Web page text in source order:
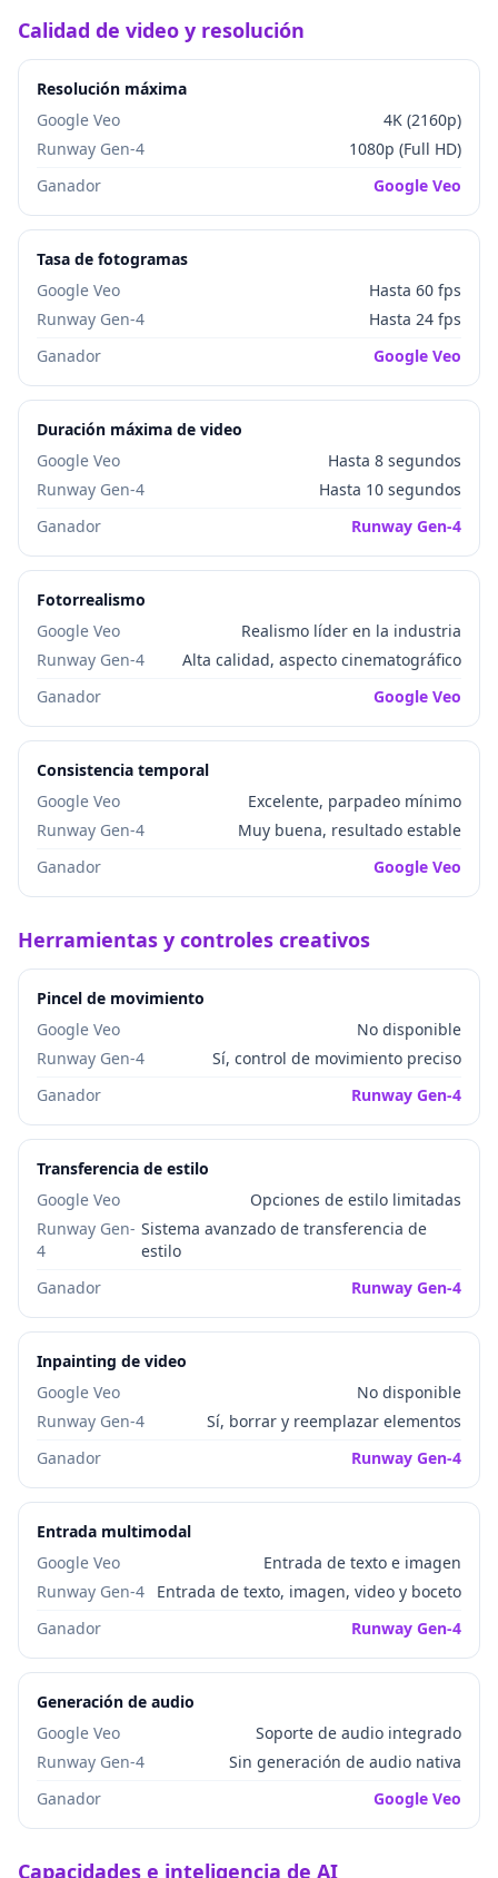
Calidad de video y resolución
Resolución máxima
Google Veo
4K (2160p)
Runway Gen-4
1080p (Full HD)
Ganador
Google Veo
Tasa de fotogramas
Google Veo
Hasta 60 fps
Runway Gen-4
Hasta 24 fps
Ganador
Google Veo
Duración máxima de video
Google Veo
Hasta 8 segundos
Runway Gen-4
Hasta 10 segundos
Ganador
Runway Gen-4
Fotorrealismo
Google Veo
Realismo líder en la industria
Runway Gen-4
Alta calidad, aspecto cinematográfico
Ganador
Google Veo
Consistencia temporal
Google Veo
Excelente, parpadeo mínimo
Runway Gen-4
Muy buena, resultado estable
Ganador
Google Veo
Herramientas y controles creativos
Pincel de movimiento
Google Veo
No disponible
Runway Gen-4
Sí, control de movimiento preciso
Ganador
Runway Gen-4
Transferencia de estilo
Google Veo
Opciones de estilo limitadas
Runway Gen-
4
Sistema avanzado de transferencia de
estilo
Ganador
Runway Gen-4
Inpainting de video
Google Veo
No disponible
Runway Gen-4
Sí, borrar y reemplazar elementos
Ganador
Runway Gen-4
Entrada multimodal
Google Veo
Entrada de texto e imagen
Runway Gen-4
Entrada de texto, imagen, video y boceto
Ganador
Runway Gen-4
Generación de audio
Google Veo
Soporte de audio integrado
Runway Gen-4
Sin generación de audio nativa
Ganador
Google Veo
Capacidades e inteligencia de AI